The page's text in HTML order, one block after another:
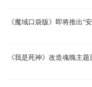
《魔域口袋版》即将推出“
《我是死神》改造魂魄主